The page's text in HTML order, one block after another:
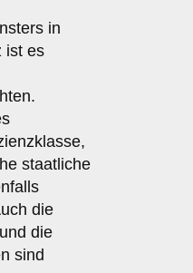
in
ist es
staatliche
die
die
sind